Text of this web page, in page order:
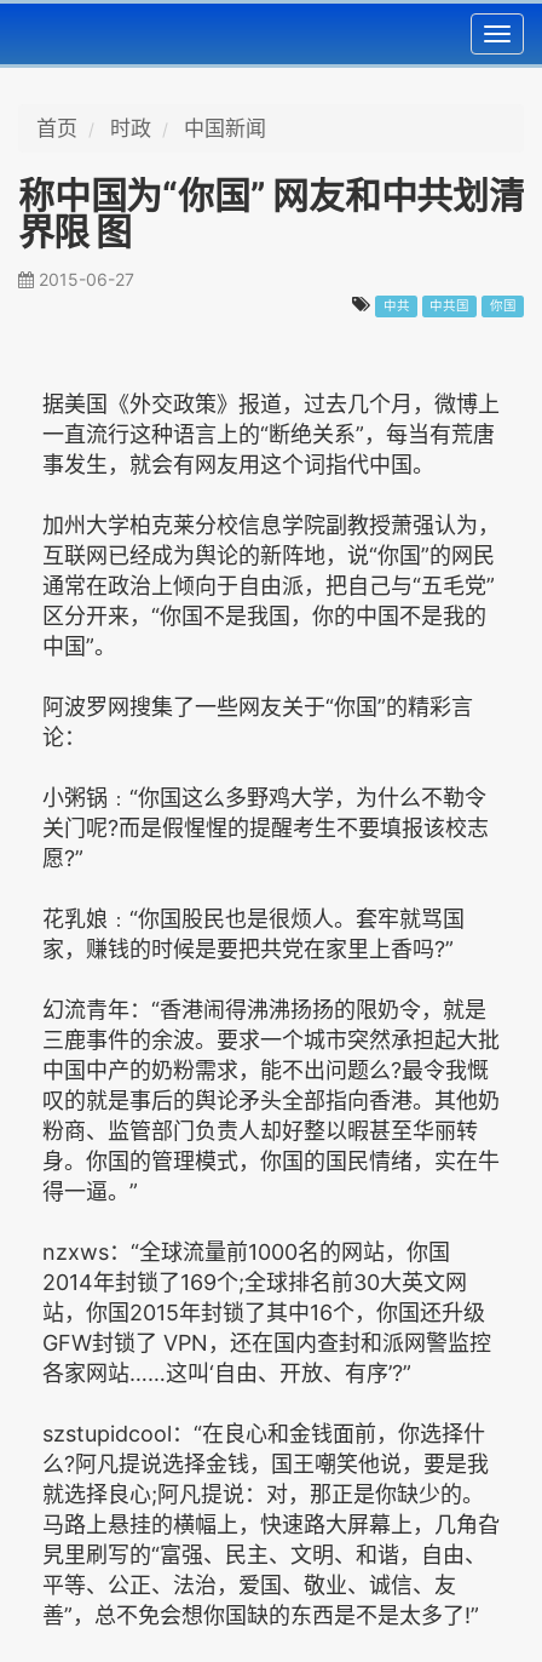
首页 时政 中国新闻
称中国为“你国” 网友和中共划清
界限 图
2015-06-27
中共 中共国 你国
据美国《外交政策》报道，过去几个月，微博上
一直流行这种语言上的“断绝关系”，每当有荒唐
事发生，就会有网友用这个词指代中国。
加州大学柏克莱分校信息学院副教授萧强认为，
互联网已经成为舆论的新阵地，说“你国”的网民
通常在政治上倾向于自由派，把自己与“五毛党”
区分开来，“你国不是我国，你的中国不是我的
中国”。
阿波罗网搜集了一些网友关于“你国”的精彩言
论：
小粥锅﹕“你国这么多野鸡大学，为什么不勒令
关门呢?而是假惺惺的提醒考生不要填报该校志
愿?”
花乳娘﹕“你国股民也是很烦人。套牢就骂国
家，赚钱的时候是要把共党在家里上香吗?”
幻流青年：“香港闹得沸沸扬扬的限奶令，就是
三鹿事件的余波。要求一个城市突然承担起大批
中国中产的奶粉需求，能不出问题么?最令我慨
叹的就是事后的舆论矛头全部指向香港。其他奶
粉商、监管部门负责人却好整以暇甚至华丽转
身。你国的管理模式，你国的国民情绪，实在牛
得一逼。”
nzxws：“全球流量前1000名的网站，你国
2014年封锁了169个;全球排名前30大英文网
站，你国2015年封锁了其中16个，你国还升级
GFW封锁了 VPN，还在国内查封和派网警监控
各家网站……这叫‘自由、开放、有序’?”
szstupidcool：“在良心和金钱面前，你选择什
么?阿凡提说选择金钱，国王嘲笑他说，要是我
就选择良心;阿凡提说：对，那正是你缺少的。
马路上悬挂的横幅上，快速路大屏幕上，几角旮
旯里刷写的“富强、民主、文明、和谐，自由、
平等、公正、法治，爱国、敬业、诚信、友
善”，总不免会想你国缺的东西是不是太多了!”